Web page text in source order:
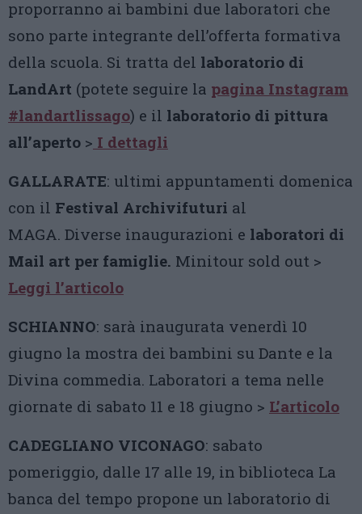
proporranno ai bambini due laboratori che
sono parte integrante dell’offerta formativa
della scuola. Si tratta del laboratorio di
LandArt (potete seguire la pagina Instagram
#landartlissago) e il laboratorio di pittura
all’aperto > I dettagli
GALLARATE: ultimi appuntamenti domenica
con il Festival Archivifuturi al
MAGA. Diverse inaugurazioni e laboratori di
Mail art per famiglie. Minitour sold out >
Leggi l’articolo
SCHIANNO: sarà inaugurata venerdì 10
giugno la mostra dei bambini su Dante e la
Divina commedia. Laboratori a tema nelle
giornate di sabato 11 e 18 giugno > L’articolo
CADEGLIANO VICONAGO: sabato
pomeriggio, dalle 17 alle 19, in biblioteca La
banca del tempo propone un laboratorio di